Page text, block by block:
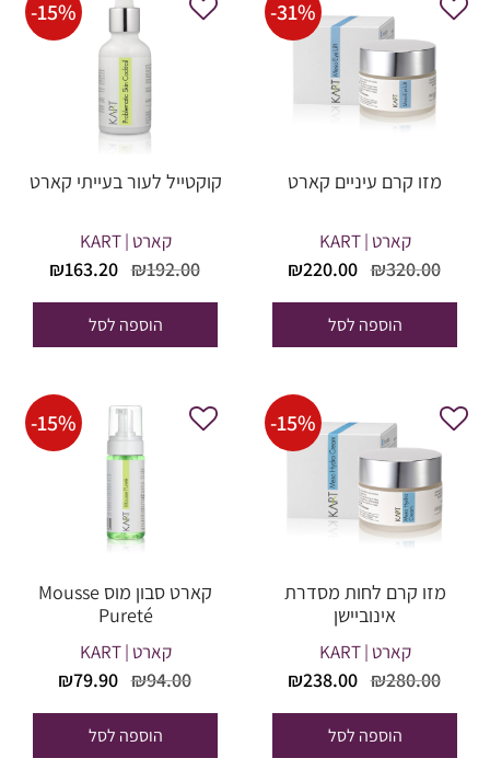
-31%
מזו קרם עיניים קארט
קארט | KART
₪320.00
המחיר
היה:
₪320.00.
₪220.00
הוספה לסל
-15%
קוקטייל לעור בעייתי קארט
קארט | KART
₪192.00
המחיר
היה:
₪192.00.
₪163.20
הוספה לסל
-15%
מזו קרם לחות מסדרת
אינוביישן
קארט | KART
₪280.00
המחיר
היה:
₪280.00.
₪238.00
הוספה לסל
-15%
קארט סבון מוס Mousse
Pureté
קארט | KART
₪94.00
המחיר
היה:
₪94.00.
₪79.90
הוספה לסל